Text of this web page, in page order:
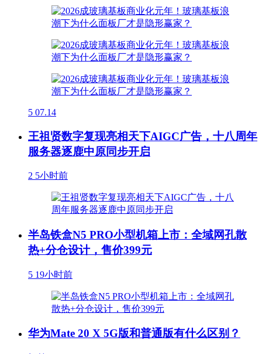
5 07.14
王祖贤数字复现亮相天下AIGC广告，十八周年
服务器逐鹿中原同步开启
2 5小时前
半岛铁盒N5 PRO小型机箱上市：全域网孔散
热+分仓设计，售价399元
5 19小时前
华为Mate 20 X 5G版和普通版有什么区别？